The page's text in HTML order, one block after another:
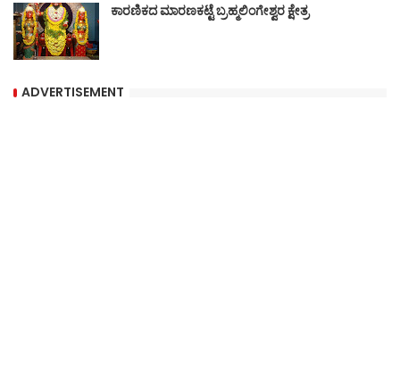
ಕಾರಣಿಕದ ಮಾರಣಕಟ್ಟೆ ಬ್ರಹ್ಮಲಿಂಗೇಶ್ವರ ಕ್ಷೇತ್ರ
ADVERTISEMENT